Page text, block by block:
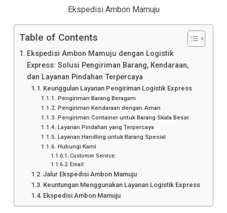
Ekspedisi Ambon Mamuju
Table of Contents
Ekspedisi Ambon Mamuju dengan Logistik
Express: Solusi Pengiriman Barang, Kendaraan,
dan Layanan Pindahan Terpercaya
Keunggulan Layanan Pengiriman Logistik Express
Pengiriman Barang Beragam
Pengiriman Kendaraan dengan Aman
Pengiriman Container untuk Barang Skala Besar
Layanan Pindahan yang Terpercaya
Layanan Handling untuk Barang Spesial
Hubungi Kami
Customer Service:
Email:
Jalur Ekspedisi Ambon Mamuju
Keuntungan Menggunakan Layanan Logistik Express
Ekspedisi Ambon Mamuju